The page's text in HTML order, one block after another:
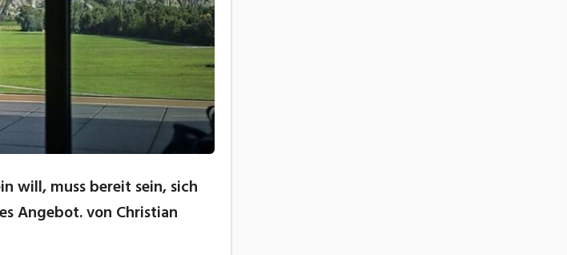
will, muss bereit sein, sich
Angebot. von Christian